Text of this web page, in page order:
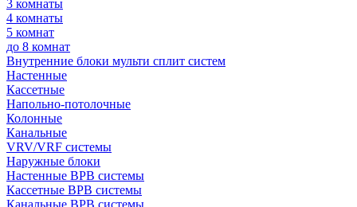
3 комнаты
4 комнаты
5 комнат
до 8 комнат
Внутренние блоки мульти сплит систем
Настенные
Кассетные
Напольно-потолочные
Колонные
Канальные
VRV/VRF системы
Наружные блоки
Настенные ВРВ системы
Кассетные ВРВ системы
Канальные ВРВ системы